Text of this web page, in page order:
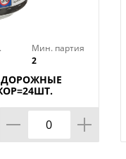
Мин. партия
2
ДОРОЖНЫЕ